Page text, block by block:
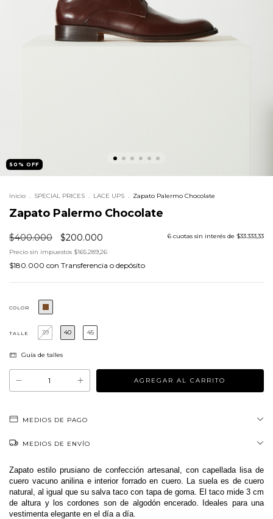
50 % OFF
Inicio . SPECIAL PRICES . LACE UPS . Zapato Palermo Chocolate
Zapato Palermo Chocolate
$400.000 $200.000 6 cuotas sin interés de $33.333,33
Precio sin impuestos $165.289,26
$180.000 con Transferencia o depósito
COLOR
TALLE 39 40 45
Guía de talles
MEDIOS DE PAGO
MEDIOS DE ENVÍO
Zapato estilo prusiano de confección artesanal, con capellada lisa de
cuero vacuno anilina e interior forrado en cuero. La suela es de cuero
natural, al igual que su salva taco con tapa de goma. El taco mide 3 cm
de altura y los cordones son de algodón encerado. Ideales para una
vestimenta elegante en el día a día.